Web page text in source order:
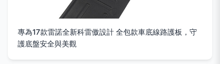
專為17款雷諾全新科雷傲設計 全包款車底線路護板，守
護底盤安全與美觀